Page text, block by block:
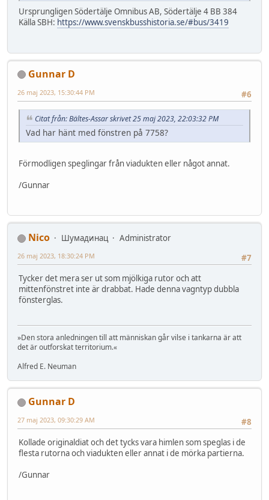
Ursprungligen Södertälje Omnibus AB, Södertälje 4 BB 384
Källa SBH: https://www.svenskbusshistoria.se/#bus/3419
Gunnar D
#6
26 maj 2023, 15:30:44 PM
Citat från: Bältes-Assar skrivet 25 maj 2023, 22:03:32 PM
Vad har hänt med fönstren på 7758?
Förmodligen speglingar från viadukten eller något annat.
/Gunnar
Nico Шумадинац
Administrator
#7
26 maj 2023, 18:30:24 PM
Tycker det mera ser ut som mjölkiga rutor och att
mittenfönstret inte är drabbat. Hade denna vagntyp dubbla
fönsterglas.
»Den stora anledningen till att människan går vilse i tankarna är att
det är outforskat territorium.«
Alfred E. Neuman
Gunnar D
#8
27 maj 2023, 09:30:29 AM
Kollade originaldiat och det tycks vara himlen som speglas i de
flesta rutorna och viadukten eller annat i de mörka partierna.
/Gunnar